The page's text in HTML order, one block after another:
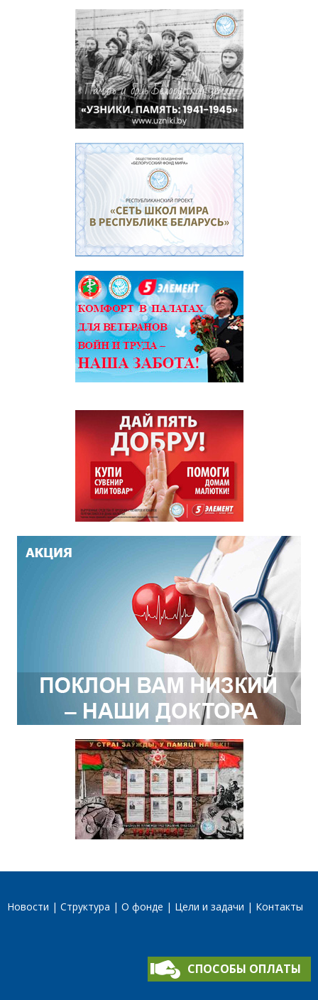
Новости Структура О фонде Цели и задачи Контакты
СПОСОБЫ ОПЛАТЫ